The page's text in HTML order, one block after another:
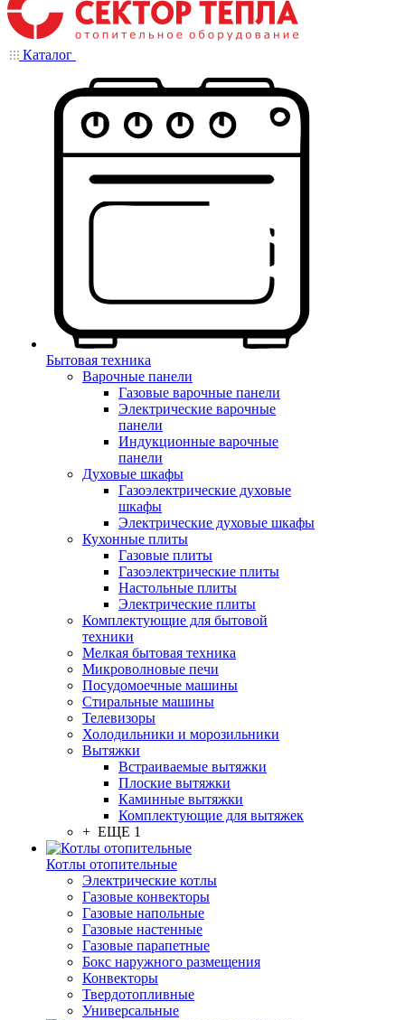
Каталог
Бытовая техника
Варочные панели
Газовые варочные панели
Электрические варочные
панели
Индукционные варочные
панели
Духовые шкафы
Газоэлектрические духовые
шкафы
Электрические духовые шкафы
Кухонные плиты
Газовые плиты
Газоэлектрические плиты
Настольные плиты
Электрические плиты
Комплектующие для бытовой
техники
Мелкая бытовая техника
Микроволновые печи
Посудомоечные машины
Стиральные машины
Телевизоры
Холодильники и морозильники
Вытяжки
Встраиваемые вытяжки
Плоские вытяжки
Каминные вытяжки
Комплектующие для вытяжек
+ ЕЩЕ 1
Котлы отопительные
Электрические котлы
Газовые конвекторы
Газовые напольные
Газовые настенные
Газовые парапетные
Бокс наружного размещения
Конвекторы
Твердотопливные
Универсальные